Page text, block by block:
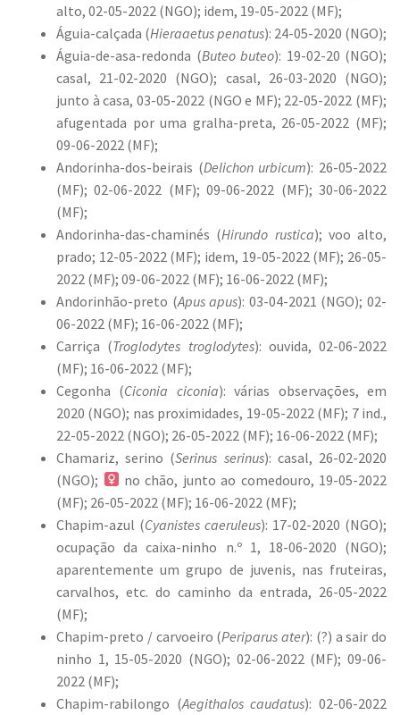
alto, 02-05-2022 (NGO); idem, 19-05-2022 (MF);
Águia-calçada (Hieraaetus penatus): 24-05-2020 (NGO);
Águia-de-asa-redonda (Buteo buteo): 19-02-20 (NGO);
casal, 21-02-2020 (NGO); casal, 26-03-2020 (NGO);
junto à casa, 03-05-2022 (NGO e MF); 22-05-2022 (MF);
afugentada por uma gralha-preta, 26-05-2022 (MF);
09-06-2022 (MF);
Andorinha-dos-beirais (Delichon urbicum): 26-05-2022
(MF); 02-06-2022 (MF); 09-06-2022 (MF); 30-06-2022
(MF);
Andorinha-das-chaminés (Hirundo rustica); voo alto,
prado; 12-05-2022 (MF); idem, 19-05-2022 (MF); 26-05-
2022 (MF); 09-06-2022 (MF); 16-06-2022 (MF);
Andorinhão-preto (Apus apus): 03-04-2021 (NGO); 02-
06-2022 (MF); 16-06-2022 (MF);
Carriça (Troglodytes troglodytes): ouvida, 02-06-2022
(MF); 16-06-2022 (MF);
Cegonha (Ciconia ciconia): várias observações, em
2020 (NGO); nas proximidades, 19-05-2022 (MF); 7 ind.,
22-05-2022 (NGO); 26-05-2022 (MF); 16-06-2022 (MF);
Chamariz, serino (Serinus serinus): casal, 26-02-2020
(NGO);
no chão, junto ao comedouro, 19-05-2022
(MF); 26-05-2022 (MF); 16-06-2022 (MF);
Chapim-azul (Cyanistes caeruleus): 17-02-2020 (NGO);
ocupação da caixa-ninho n.º 1, 18-06-2020 (NGO);
aparentemente um grupo de juvenis, nas fruteiras,
carvalhos, etc. do caminho da entrada, 26-05-2022
(MF);
Chapim-preto / carvoeiro (Periparus ater): (?) a sair do
ninho 1, 15-05-2020 (NGO); 02-06-2022 (MF); 09-06-
2022 (MF);
Chapim-rabilongo (Aegithalos caudatus): 02-06-2022